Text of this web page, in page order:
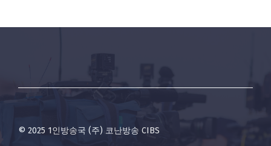
© 2025 1인방송국 (주) 코난방송 CIBS